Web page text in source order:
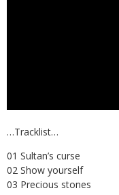
…Tracklist…
01 Sultan’s curse
02 Show yourself
03 Precious stones